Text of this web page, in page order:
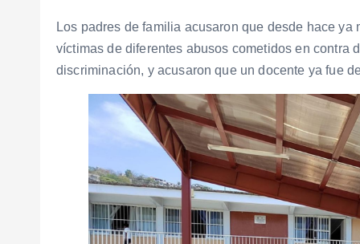
Los padres de familia acusaron que desde hace
víctimas de diferentes abusos cometidos en contra
discriminación, y acusaron que un docente ya fue